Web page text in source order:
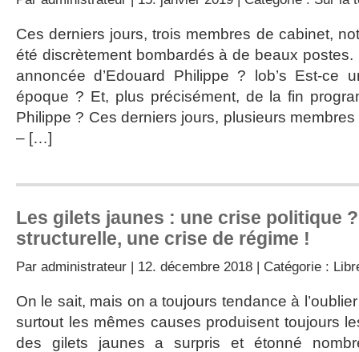
Ces derniers jours, trois membres de cabinet,
été discrètement bombardés à de beaux postes.
annoncée d’Edouard Philippe ? lob’s Est-ce
époque ? Et, plus précisément, de la fin
Philippe ? Ces derniers jours, plusieurs
– […]
Les gilets jaunes : une crise politique
structurelle, une crise de régime !
Par administrateur | 12. décembre 2018 | Catégorie :
On le sait, mais on a toujours tendance à
surtout les mêmes causes produisent toujours
des gilets jaunes a surpris et étonné